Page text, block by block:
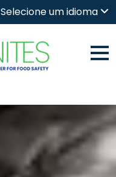
Selecione um idioma